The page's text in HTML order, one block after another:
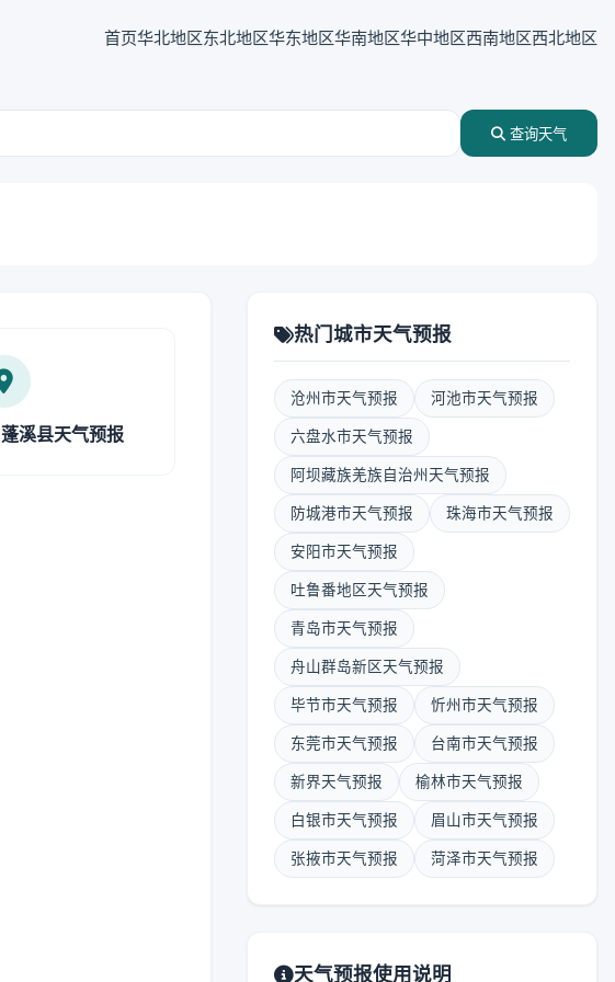
首页华北地区东北地区华东地区华南地区华中地区西南地区西北地区
查询天气
蓬溪县天气预报
热门城市天气预报
沧州市天气预报 河池市天气预报
六盘水市天气预报
阿坝藏族羌族自治州天气预报
防城港市天气预报 珠海市天气预报
安阳市天气预报
吐鲁番地区天气预报
青岛市天气预报
舟山群岛新区天气预报
毕节市天气预报 忻州市天气预报
东莞市天气预报 台南市天气预报
新界天气预报 榆林市天气预报
白银市天气预报 眉山市天气预报
张掖市天气预报 菏泽市天气预报
天气预报使用说明